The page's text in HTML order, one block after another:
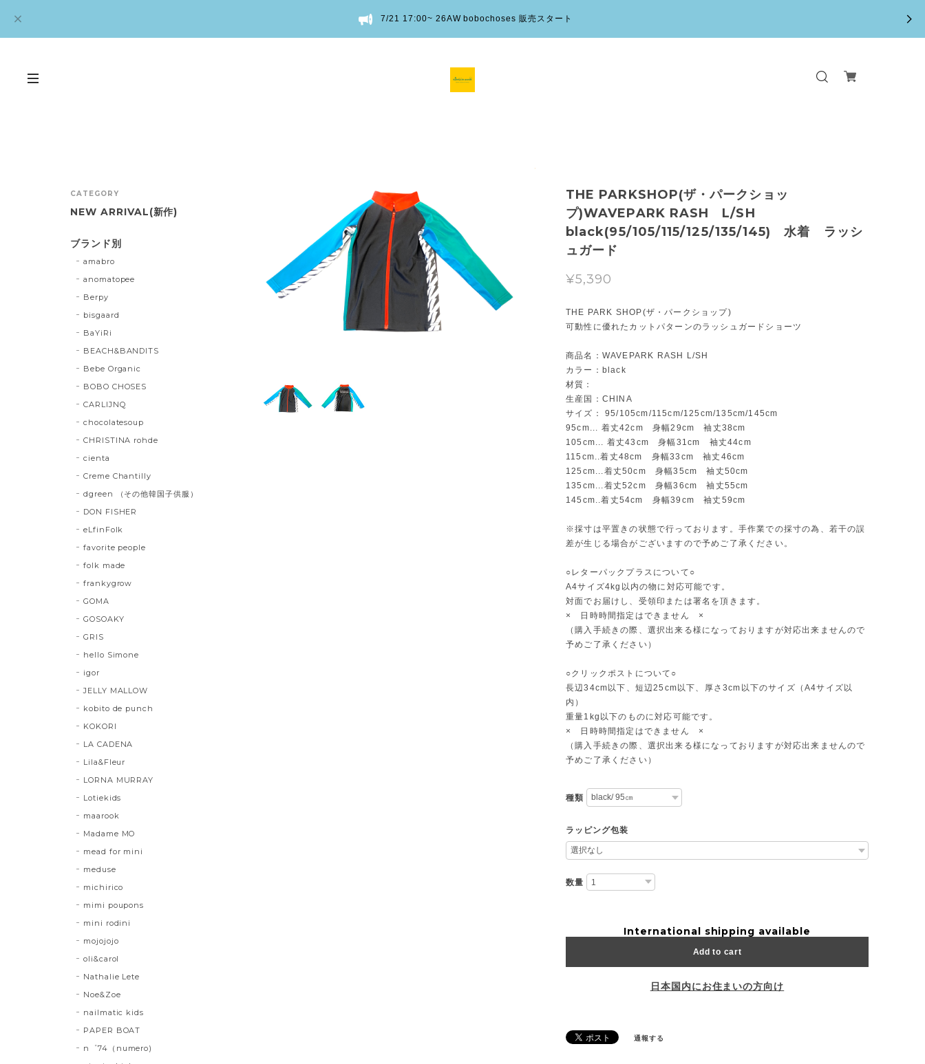
7/21 17:00~ 26AW bobochoses 販売スタート
THE PARKSHOP(ザ・パークショッ
プ)WAVEPARK RASH L/SH
black(95/105/115/125/135/145) 水着 ラッシ
ュガード
¥5,390
THE PARK SHOP(ザ・パークショップ)
可動性に優れたカットパターンのラッシュガードショーツ
商品名：WAVEPARK RASH L/SH
カラー：black
材質：
生産国：CHINA
サイズ： 95/105cm/115cm/125cm/135cm/145cm
95cm... 着丈42cm 身幅29cm 袖丈38cm
105cm... 着丈43cm 身幅31cm 袖丈44cm
115cm..着丈48cm 身幅33cm 袖丈46cm
125cm...着丈50cm 身幅35cm 袖丈50cm
135cm...着丈52cm 身幅36cm 袖丈55cm
145cm..着丈54cm 身幅39cm 袖丈59cm
※採寸は平置きの状態で行っております。手作業での採寸の為、若干の誤
差が生じる場合がございますので予めご了承ください。
○レターパックプラスについて○
A4サイズ4kg以内の物に対応可能です。
対面でお届けし、受領印または署名を頂きます。
× 日時時間指定はできません ×
（購入手続きの際、選択出来る様になっておりますが対応出来ませんので
予めご了承ください）
○クリックポストについて○
長辺34cm以下、短辺25cm以下、厚さ3cm以下のサイズ（A4サイズ以
内）
重量1kg以下のものに対応可能です。
× 日時時間指定はできません ×
（購入手続きの際、選択出来る様になっておりますが対応出来ませんので
予めご了承ください）
種類
ラッピング包装
数量
International shipping available
Add to cart
日本国内にお住まいの方向け
通報する
CATEGORY
NEW ARRIVAL(新作)
ブランド別
amabro
anomatopee
Berpy
bisgaard
BaYiRi
BEACH&BANDITS
Bebe Organic
BOBO CHOSES
CARLIJNQ
chocolatesoup
CHRISTINA rohde
cienta
Creme Chantilly
dgreen （その他韓国子供服）
DON FISHER
eLfinFolk
favorite people
folk made
frankygrow
GOMA
GOSOAKY
GRIS
hello Simone
igor
JELLY MALLOW
kobito de punch
KOKORI
LA CADENA
Lila&Fleur
LORNA MURRAY
Lotiekids
maarook
Madame MO
mead for mini
meduse
michirico
mimi poupons
mini rodini
mojojojo
oli&carol
Nathalie Lete
Noe&Zoe
nailmatic kids
PAPER BOAT
n゜74（numero)